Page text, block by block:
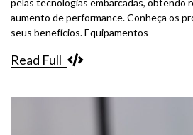
aumento de performance. Conheça os
seus benefícios. Equipamentos
Read Full